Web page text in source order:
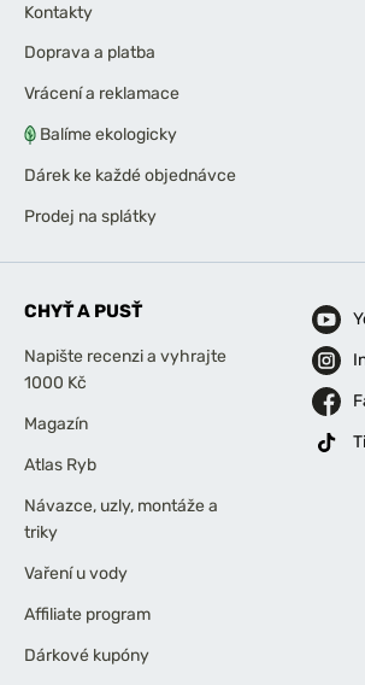
Kontakty
Doprava a platba
Vrácení a reklamace
Balíme ekologicky
Dárek ke každé objednávce
Prodej na splátky
CHYŤ A PUSŤ
Napište recenzi a vyhrajte
1000 Kč
Magazín
Atlas Ryb
Návazce, uzly, montáže a
triky
Vaření u vody
Affiliate program
Dárkové kupóny